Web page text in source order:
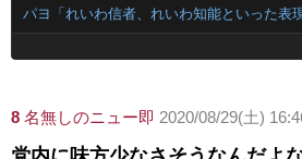
8 名無しのニュー即 2020/08/29(土)